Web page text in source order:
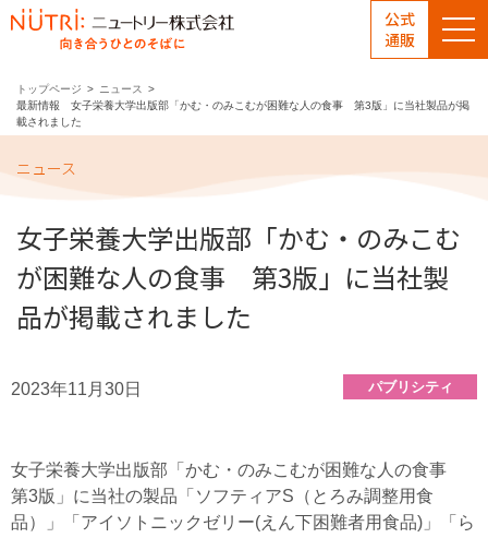
公式
通販
トップページ
ニュース
最新情報 女子栄養大学出版部「かむ・のみこむが困難な人の食事 第3版」に当社製品が掲
載されました
ニュース
女子栄養大学出版部「かむ・のみこむ
が困難な人の食事 第3版」に当社製
品が掲載されました
2023年11月30日 パブリシティ
女子栄養大学出版部「かむ・のみこむが困難な人の食事
第3版」に当社の製品「ソフティアS（とろみ調整用食
品）」「アイソトニックゼリー(えん下困難者用食品)」「ら